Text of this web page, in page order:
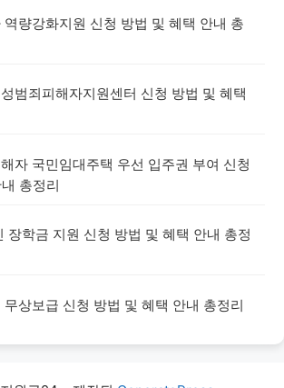
역량강화지원 신청 방법 및 혜택 안내 총
범죄피해자지원센터 신청 방법 및 혜택
자 국민임대주택 우선 입주권 부여 신청
총정리
장학금 지원 신청 방법 및 혜택 안내 총정
무상보급 신청 방법 및 혜택 안내 총정리